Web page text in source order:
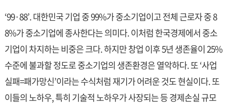
‘99·88’. 대한민국 기업 중 99%가 중소기업이고 전체 근로자 중 8
8%가 중소기업에 종사한다는 의미다. 이처럼 한국경제에서 중소
기업이 차지하는 비중은 크다. 하지만 창업 이후 5년 생존율이 25%
수준에 불과할 정도로 중소기업의 생존환경은 열악하다. 또 ‘사업
실패=패가망신’이라는 수식처럼 재기가 어려운 것도 현실이다. 또
이들의 노하우, 특히 기술적 노하우가 사장되는 등 경제손실 규모